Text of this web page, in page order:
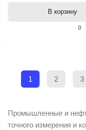
0
В корзину
1 2 3
Промышленные и
точного измерения и